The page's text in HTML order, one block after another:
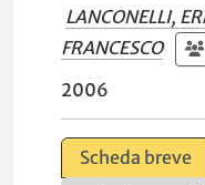
LANCONELLI,
FRANCESCO
2006
Scheda breve